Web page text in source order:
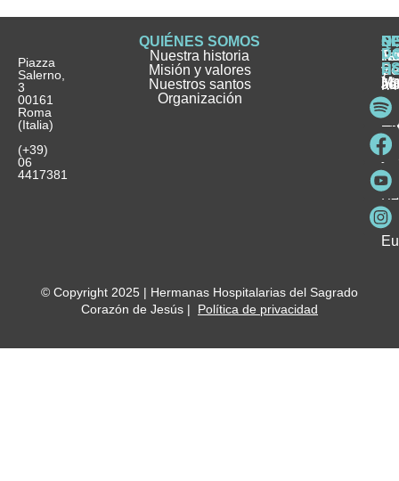
Piazza
Salerno,
3
00161
Roma
(Italia)
(+39)
06
4417381
QUIÉNES SOMOS
Nuestra historia
Misión y valores
Nuestros santos
Organización
e
y
y
© Copyright 2025 | Hermanas Hospitalarias del Sagrado
Corazón de Jesús | Política de privacidad